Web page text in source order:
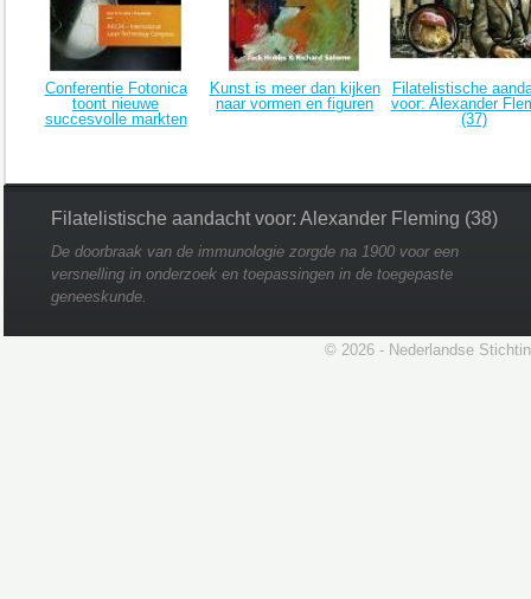
Conferentie Fotonica
toont nieuwe
succesvolle markten
Kunst is meer dan kijken
naar vormen en figuren
Filatelistische
voor: Alexander
(37)
Filatelistische aandacht voor: Alexander Fleming (38)
De doorbraak van de immunologie zorgde na 1900 voor een
versnelling in onderzoek en toepassingen in de toegepaste
geneeskunde.
© 2026 - Nederlandse